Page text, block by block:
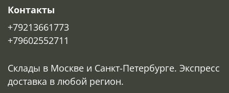
Контакты
+79213661773
+79602552711
Склады в Москве и Санкт-Петербурге. Экспресс
доставка в любой регион.